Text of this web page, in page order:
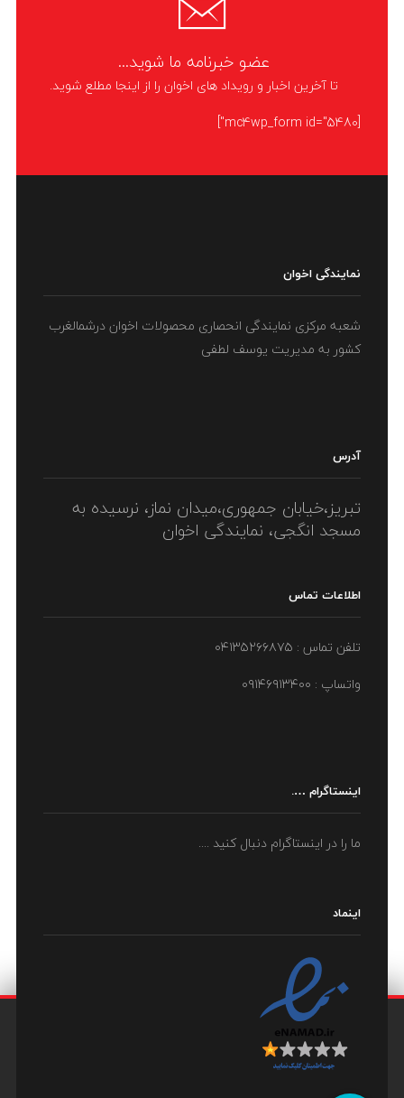
آشپزخانه مهم ترین بخش یک خانه است. اگر همه جای خانه کامل باشد ولی
ادامه مطلب
عضو خبرنامه ما شوید...
تا آخرین اخبار و رویداد های اخوان را از اینجا مطلع شوید.
[mc4wp_form id="5480"]
نمایندگی اخوان
شعبه مرکزی نمایندگی انحصاری محصولات اخوان درشمالغرب
کشور به مدیریت یوسف لطفی
آدرس
تبریز،خیابان جمهوری،میدان نماز، نرسیده به
مسجد انگجی، نمایندگی اخوان
اطلاعات تماس
تلفن تماس : ۰۴۱۳۵۲۶۶۸۷۵
واتساپ : ۰۹۱۴۶۹۱۳۴۰۰
اینستاگرام ….
ما را در اینستاگرام دنبال کنید ....
اینماد